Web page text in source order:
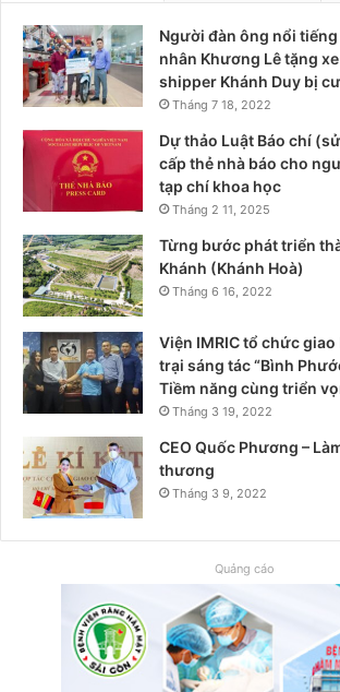
Người đàn ông nổi tiếng
nhân Khương Lê tặng
shipper Khánh Duy bị
Tháng 7 18, 2022
Dự thảo Luật Báo chí
cấp thẻ nhà báo cho
tạp chí khoa học
Tháng 2 11, 2025
Từng bước phát triển
Khánh (Khánh Hoà)
Tháng 6 16, 2022
Viện IMRIC tổ chức
trại sáng tác “Bình
Tiềm năng cùng triển
Tháng 3 19, 2022
CEO Quốc Phương –
thương
Tháng 3 9, 2022
Quảng cáo